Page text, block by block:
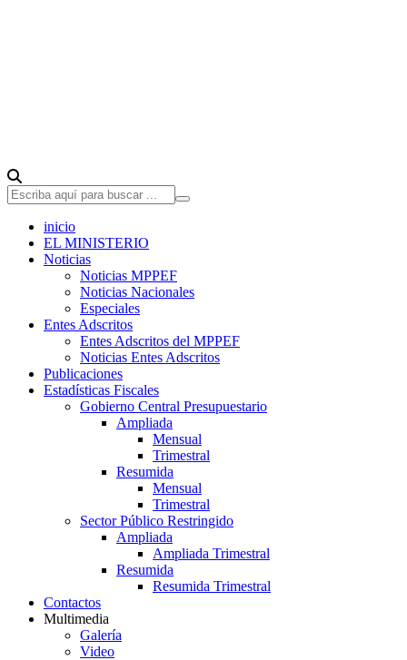
inicio
EL MINISTERIO
Noticias
Noticias MPPEF
Noticias Nacionales
Especiales
Entes Adscritos
Entes Adscritos del MPPEF
Noticias Entes Adscritos
Publicaciones
Estadísticas Fiscales
Gobierno Central Presupuestario
Ampliada
Mensual
Trimestral
Resumida
Mensual
Trimestral
Sector Público Restringido
Ampliada
Ampliada Trimestral
Resumida
Resumida Trimestral
Contactos
Multimedia
Galería
Video